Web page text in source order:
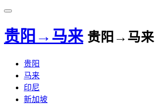
贵阳→马来 贵阳→马来
贵阳
马来
印尼
新加坡